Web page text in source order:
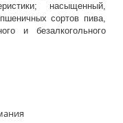
насыщенный,
сортов пива,
и безалкогольного